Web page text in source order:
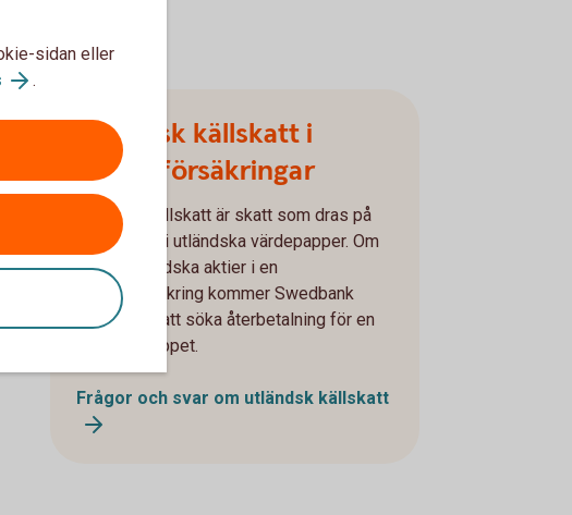
Utländsk källskatt i
kapitalförsäkringar
Utländsk källskatt är skatt som dras på
utdelningar i utländska värdepapper. Om
du har utländska aktier i en
kapitalförsäkring kommer Swedbank
Försäkring att söka återbetalning för en
del av beloppet.
Frågor och svar om utländsk källskatt
sidan eller
.